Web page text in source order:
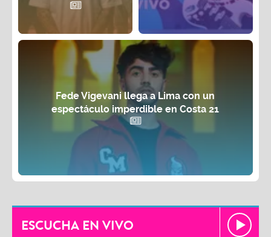
Fede Vigevani llega a Lima con un
espectáculo imperdible en Costa 21
ESCUCHA EN VIVO